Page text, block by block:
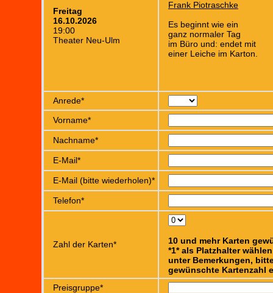
Freitag
16.10.2026
19:00
Theater Neu-Ulm
Frank Piotraschke
Es beginnt wie ein
ganz normaler Tag
im Büro und: endet mit
einer Leiche im Karton.
Anrede*
Vorname*
Nachname*
E-Mail*
E-Mail (bitte wiederholen)*
Telefon*
Zahl der Karten*
10 und mehr Karten
*1* als Platzhalter
unter Bemerkungen,
gewünschte Kartenzahl
Preisgruppe*